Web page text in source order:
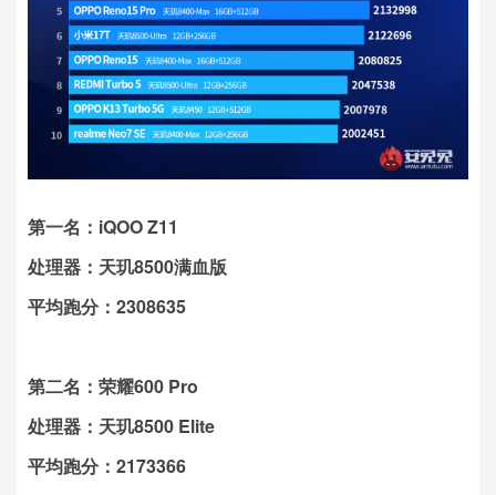
第一名：iQOO Z11
处理器：天玑8500满血版
平均跑分：2308635
第二名：荣耀600 Pro
处理器：天玑8500 Elite
平均跑分：2173366